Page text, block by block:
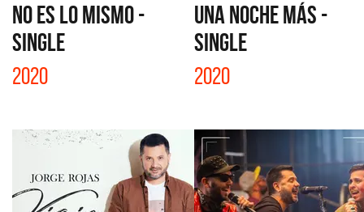
NO ES LO MISMO -
SINGLE
2020
UNA NOCHE MÁS -
SINGLE
2020